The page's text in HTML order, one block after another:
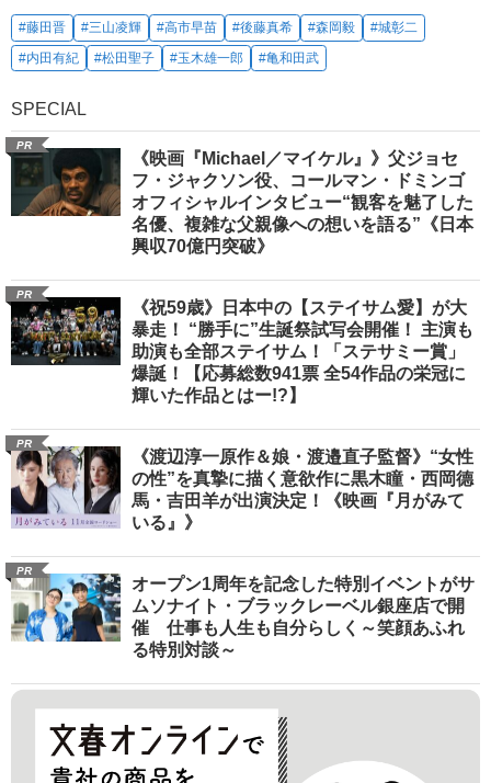
#藤田晋 #三山凌輝 #高市早苗 #後藤真希 #森岡毅
#城彰二
#内田有紀
#松田聖子 #玉木雄一郎 #亀和田武
SPECIAL
PR
《映画『Michael／マイケル』》父ジョセ
フ・ジャクソン役、コールマン・ドミンゴ
オフィシャルインタビュー“観客を魅了した
名優、複雑な父親像への想いを語る”《日本
興収70億円突破》
PR
《祝59歳》日本中の【ステイサム愛】が大
暴走！ “勝手に”生誕祭試写会開催！ 主演も
助演も全部ステイサム！「ステサミー賞」
爆誕！【応募総数941票 全54作品の栄冠に
輝いた作品とはー!?】
PR
《渡辺淳一原作＆娘・渡邉直子監督》“女性
の性”を真摯に描く意欲作に黒木瞳・西岡德
馬・吉田羊が出演決定！《映画『月がみて
いる』》
PR
オープン1周年を記念した特別イベントがサ
ムソナイト・ブラックレーベル銀座店で開
催 仕事も人生も自分らしく～笑顔あふれ
る特別対談～